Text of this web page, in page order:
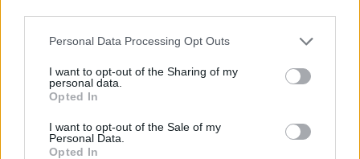
Personal Data Processing Opt Outs
I want to opt-out of the Sharing of my
personal data.
Opted In
I want to opt-out of the Sale of my
Personal Data.
Opted In